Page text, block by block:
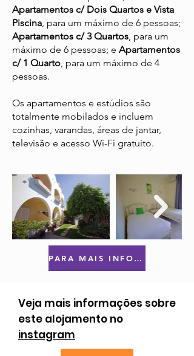
Apartamentos c/ Dois Quartos e Vista
Piscina, para um máximo de 6 pessoas;
Apartamentos c/ 3 Quartos, para um
máximo de 6 pessoas; e Apartamentos
c/ 1 Quarto, para um máximo de 4
pessoas.
Os apartamentos e estúdios são
totalmente mobilados e incluem
cozinhas, varandas, áreas de jantar,
televisão e acesso Wi-Fi gratuito.
PARA MAIS INFORMAÇÕES OU RESERVAS CLIQUE AQUI
Veja mais informações sobre
este alojamento no
instagram